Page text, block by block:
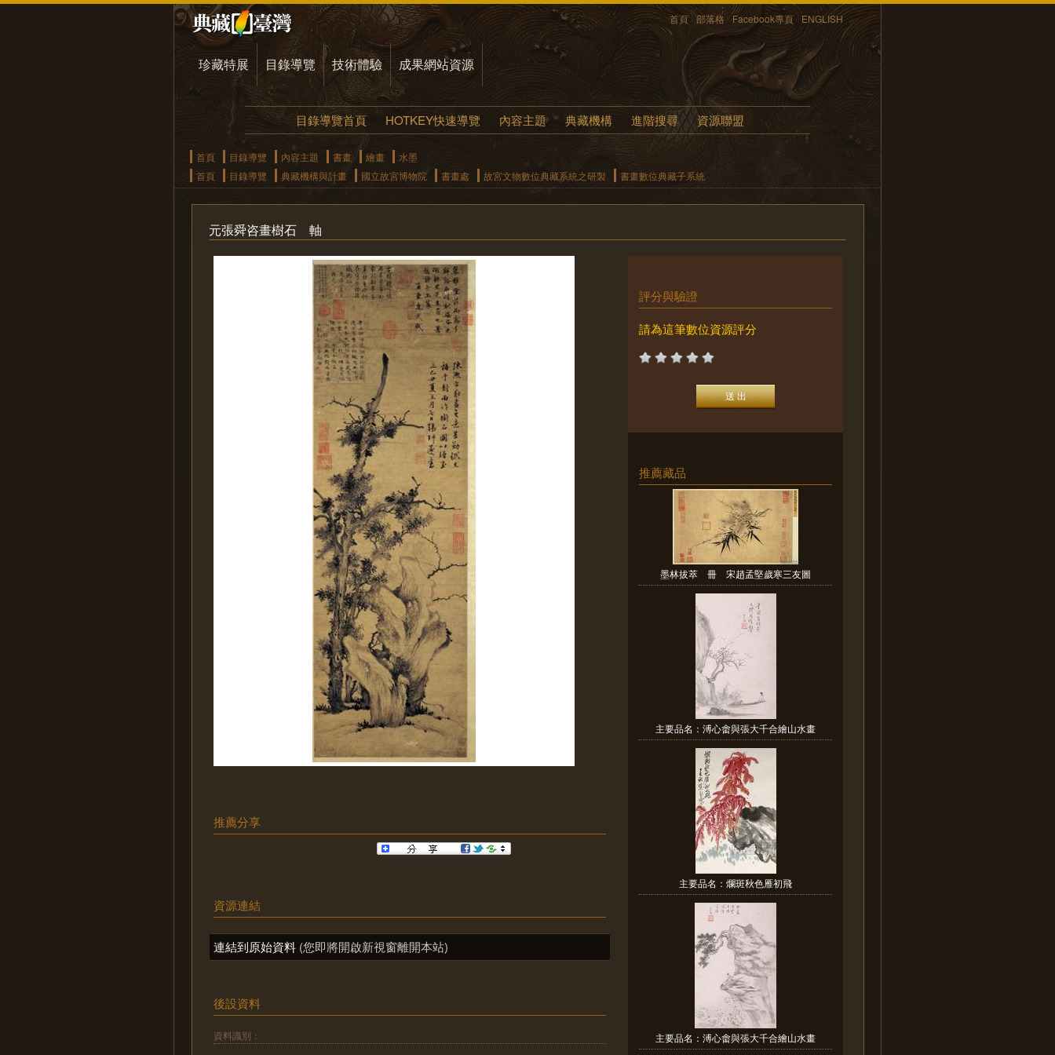
首頁 部落格 Facebook專頁 ENGLISH
珍藏特展 目錄導覽 技術體驗 成果網站資源
目錄導覽首頁 HOTKEY快速導覽 內容主題 典藏機構 進階搜尋 資源聯盟
首頁 目錄導覽 內容主題 書畫 繪畫
水墨
首頁
目錄導覽 典藏機構與計畫 國立故宮博物院 書畫處 故宮文物數位典藏系統之研製 書畫數位典藏子系統
元張舜咨畫樹石 軸
推薦分享
資源連結
連結到原始資料 (您即將開啟新視窗離開本站)
後設資料
資料識別：
評分與驗證
請為這筆數位資源評分
推薦藏品
墨林拔萃 冊 宋趙孟堅歲寒三友圖
主要品名：溥心畬與張大千合繪山水畫
主要品名：爛斑秋色雁初飛
主要品名：溥心畬與張大千合繪山水畫